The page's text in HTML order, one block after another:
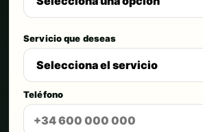
Servicio que deseas
Teléfono